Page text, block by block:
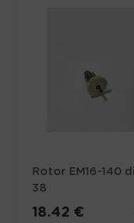
Rotor EM16-140
38
18.42 €